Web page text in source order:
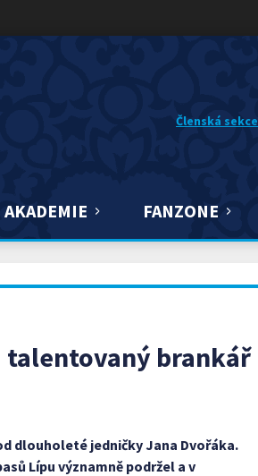
Členská sekce
AKADEMIE FANZONE
talentovaný brankář
dlouholeté jedničky Jana Dvořáka.
Lípu významně podržel a v